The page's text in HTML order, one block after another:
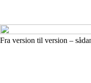
Fra version til version –